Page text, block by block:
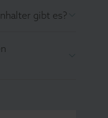
gibt es?